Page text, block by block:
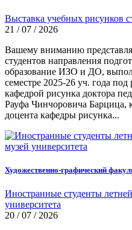
Выставка учебных рисунков
21 / 07 / 2026
Вашему вниманию
студентов направления
образование ИЗО и ДО,
семестре 2025-26 уч. года
кафедрой рисунка доктора
Рауфа Чинчоровича Барцица,
доцента кафедры рисунка...
Художественно-графический
Иностранные студенты
университета
20 / 07 / 2026